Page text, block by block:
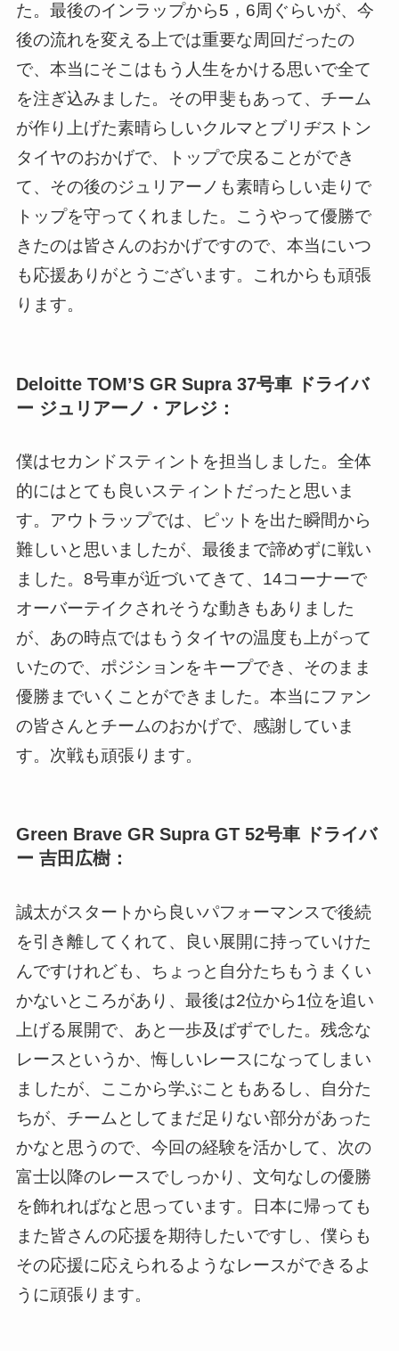
た。最後のインラップから5，6周ぐらいが、今
後の流れを変える上では重要な周回だったの
で、本当にそこはもう人生をかける思いで全て
を注ぎ込みました。その甲斐もあって、チーム
が作り上げた素晴らしいクルマとブリヂストン
タイヤのおかげで、トップで戻ることができ
て、その後のジュリアーノも素晴らしい走りで
トップを守ってくれました。こうやって優勝で
きたのは皆さんのおかげですので、本当にいつ
も応援ありがとうございます。これからも頑張
ります。
Deloitte TOM’S GR Supra 37号車 ドライバ
ー ジュリアーノ・アレジ：
僕はセカンドスティントを担当しました。全体
的にはとても良いスティントだったと思いま
す。アウトラップでは、ピットを出た瞬間から
難しいと思いましたが、最後まで諦めずに戦い
ました。8号車が近づいてきて、14コーナーで
オーバーテイクされそうな動きもありました
が、あの時点ではもうタイヤの温度も上がって
いたので、ポジションをキープでき、そのまま
優勝までいくことができました。本当にファン
の皆さんとチームのおかげで、感謝していま
す。次戦も頑張ります。
Green Brave GR Supra GT 52号車 ドライバ
ー 吉田広樹：
誠太がスタートから良いパフォーマンスで後続
を引き離してくれて、良い展開に持っていけた
んですけれども、ちょっと自分たちもうまくい
かないところがあり、最後は2位から1位を追い
上げる展開で、あと一歩及ばずでした。残念な
レースというか、悔しいレースになってしまい
ましたが、ここから学ぶこともあるし、自分た
ちが、チームとしてまだ足りない部分があった
かなと思うので、今回の経験を活かして、次の
富士以降のレースでしっかり、文句なしの優勝
を飾れればなと思っています。日本に帰っても
また皆さんの応援を期待したいですし、僕らも
その応援に応えられるようなレースができるよ
うに頑張ります。